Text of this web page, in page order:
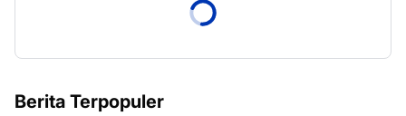
Berita Terpopuler